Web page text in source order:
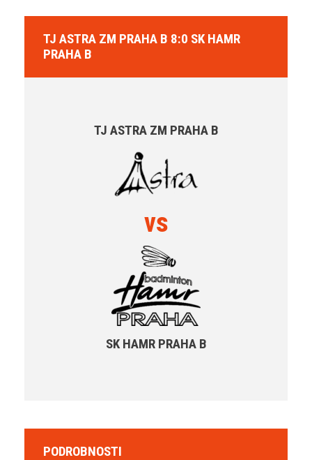
TJ ASTRA ZM PRAHA B 8:0 SK HAMR
PRAHA B
TJ ASTRA ZM PRAHA B
vs
SK HAMR PRAHA B
PODROBNOSTI